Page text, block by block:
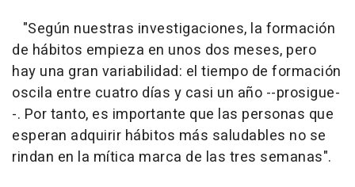
"Según nuestras investigaciones, la formación
de hábitos empieza en unos dos meses, pero
hay una gran variabilidad: el tiempo de formación
oscila entre cuatro días y casi un año --prosigue-
-. Por tanto, es importante que las personas que
esperan adquirir hábitos más saludables no se
rindan en la mítica marca de las tres semanas".